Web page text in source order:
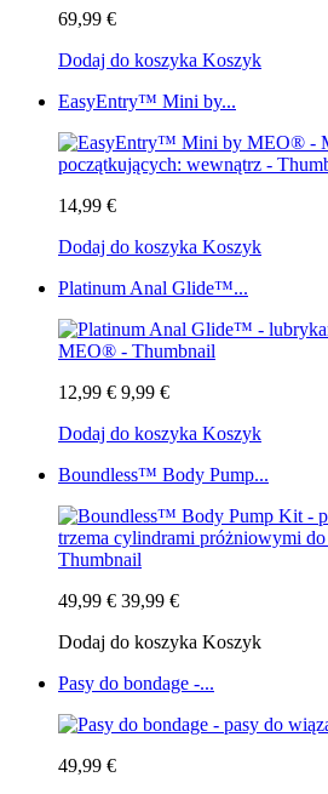
69,99 €
Dodaj do koszyka Koszyk
EasyEntry™ Mini by...
14,99 €
Dodaj do koszyka Koszyk
Platinum Anal Glide™...
12,99 € 9,99 €
Dodaj do koszyka Koszyk
Boundless™ Body Pump...
49,99 € 39,99 €
Dodaj do koszyka Koszyk
Pasy do bondage -...
49,99 €